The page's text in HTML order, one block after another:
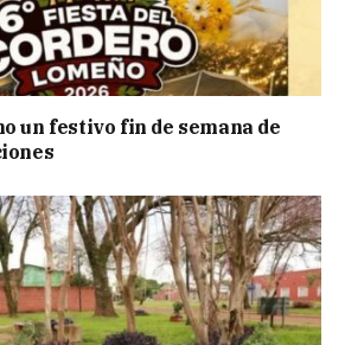
un festivo fin de semana de